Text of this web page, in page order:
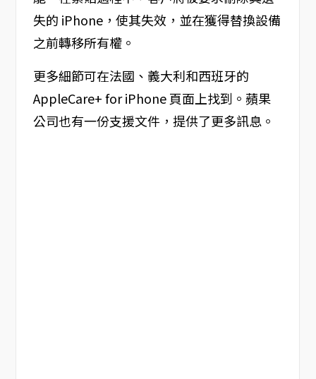
失的 iPhone，使其失效，並在獲得替換設備
之前轉移所有權。
更多細節可在法國、義大利和西班牙的
AppleCare+ for iPhone 頁面上找到。蘋果
公司也有一份支援文件，提供了更多訊息。